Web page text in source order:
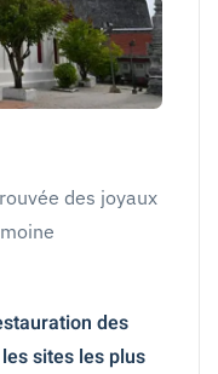
des joyaux
des
sites les plus